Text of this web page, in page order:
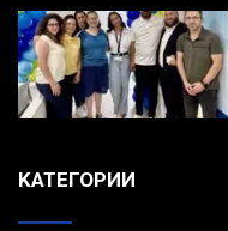
KАТЕГОРИИ